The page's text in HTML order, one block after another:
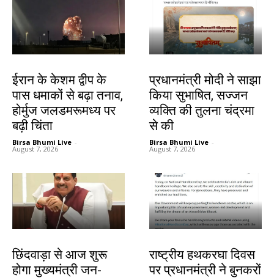
ईरान के केशम द्वीप के
पास धमाकों से बढ़ा तनाव,
होर्मुज जलडमरूमध्य पर
बढ़ी चिंता
Birsa Bhumi Live -
August 7, 2026
प्रधानमंत्री मोदी ने साझा
किया सुभाषित, सज्जन
व्यक्ति की तुलना चंद्रमा
से की
Birsa Bhumi Live -
August 7, 2026
छिंदवाड़ा से आज शुरू
होगा मुख्यमंत्री जन-
राष्ट्रीय हथकरघा दिवस
पर प्रधानमंत्री ने बुनकरों